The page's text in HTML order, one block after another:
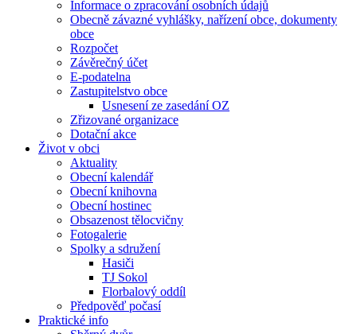
Informace o zpracování osobních údajů
Obecně závazné vyhlášky, nařízení obce, dokumenty
obce
Rozpočet
Závěrečný účet
E-podatelna
Zastupitelstvo obce
Usnesení ze zasedání OZ
Zřizované organizace
Dotační akce
Život v obci
Aktuality
Obecní kalendář
Obecní knihovna
Obecní hostinec
Obsazenost tělocvičny
Fotogalerie
Spolky a sdružení
Hasiči
TJ Sokol
Florbalový oddíl
Předpověď počasí
Praktické info